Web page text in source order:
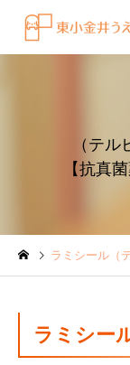
水虫（足白
（テ
【抗真
ラミシール（テルビ
ラミシー